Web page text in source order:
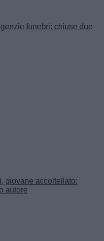
funebri: chiuse due
giovane accoltellato:
autore